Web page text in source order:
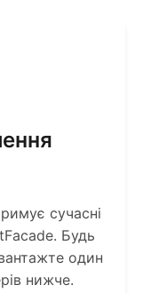
сучасні
Будь
один
нижче.